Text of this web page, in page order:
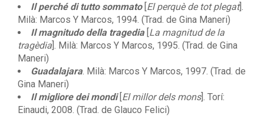
Il perché di tutto sommato[El perquè de tot plegat].
Milà: Marcos Y Marcos, 1994. (Trad. de Gina Maneri)
Il magnitudo della tragedia[La magnitud de la
tragèdia]. Milà: Marcos Y Marcos, 1995. (Trad. de Gina
Maneri)
Guadalajara. Milà: Marcos Y Marcos, 1997. (Trad. de
Gina Maneri)
Il migliore dei mondi[El millor dels mons]. Torí:
Einaudi, 2008. (Trad. de Glauco Felici)